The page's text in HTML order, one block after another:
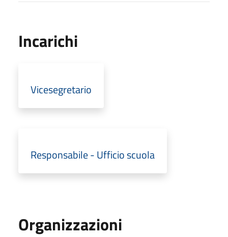
Incarichi
Vicesegretario
Responsabile - Ufficio scuola
Organizzazioni